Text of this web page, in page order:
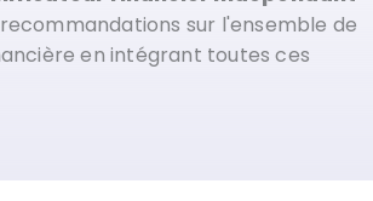
sur l'ensemble de
en intégrant toutes ces